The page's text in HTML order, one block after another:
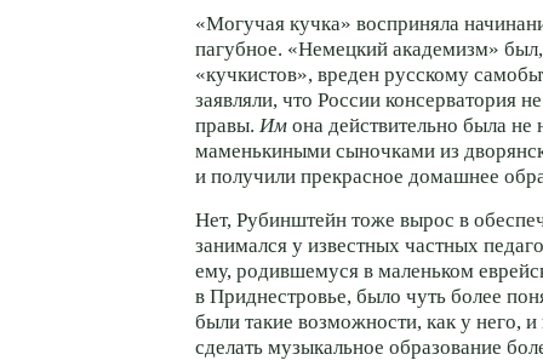
«Могучая кучка» восприняла
пагубное. «Немецкий академизм»
«кучкистов», вреден русскому
заявляли, что России консерватория
правы. Им она действительно была
маменькиными сыночками из
и получили прекрасное домашнее
Нет, Рубинштейн тоже вырос в
занимался у известных частных
ему, родившемуся в маленьком
в Приднестровье, было чуть более
были такие возможности, как у него,
сделать музыкальное образование